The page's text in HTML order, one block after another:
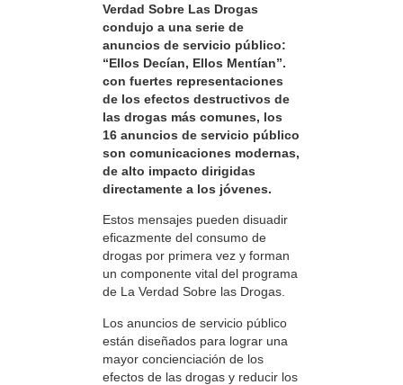
Verdad Sobre Las Drogas
condujo a una serie de
anuncios de servicio público:
“Ellos Decían, Ellos Mentían”.
con fuertes representaciones
de los efectos destructivos de
las drogas más comunes, los
16 anuncios de servicio público
son comunicaciones modernas,
de alto impacto dirigidas
directamente a los jóvenes.
Estos mensajes pueden disuadir
eficazmente del consumo de
drogas por primera vez y forman
un componente vital del programa
de La Verdad Sobre las Drogas.
Los anuncios de servicio público
están diseñados para lograr una
mayor concienciación de los
efectos de las drogas y reducir los